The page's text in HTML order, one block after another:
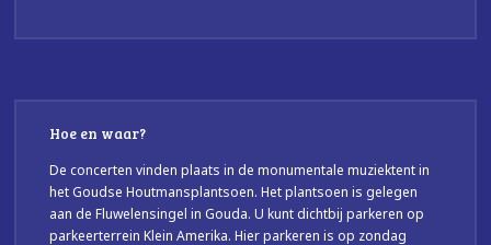
Hoe en waar?
De concerten vinden plaats in de monumentale muziektent in
het Goudse Houtmansplantsoen. Het plantsoen is gelegen
aan de Fluwelensingel in Gouda. U kunt dichtbij parkeren op
parkeerterrein Klein Amerika. Hier parkeren is op zondag